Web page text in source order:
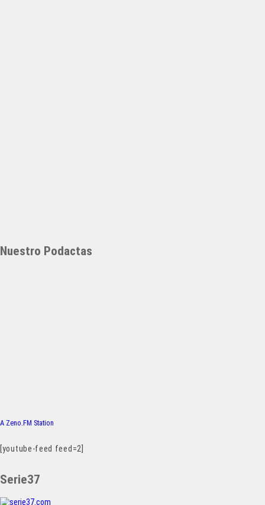
Nuestro Podactas
A Zeno.FM Station
[youtube-feed feed=2]
Serie37